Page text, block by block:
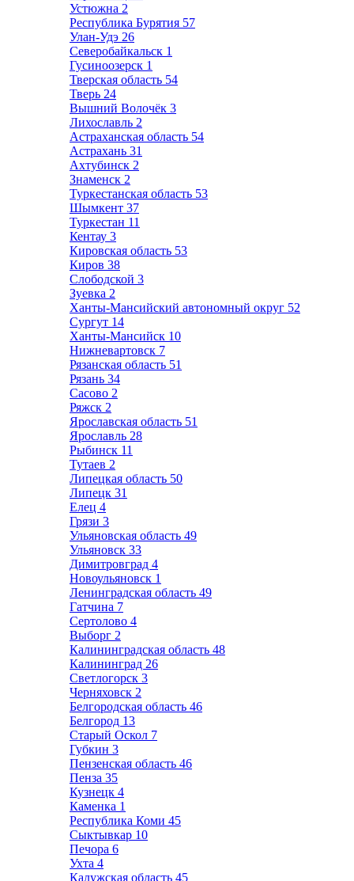
Устюжна 2
Республика Бурятия 57
Улан-Удэ 26
Северобайкальск 1
Гусиноозерск 1
Тверская область 54
Тверь 24
Вышний Волочёк 3
Лихославль 2
Астраханская область 54
Астрахань 31
Ахтубинск 2
Знаменск 2
Туркестанская область 53
Шымкент 37
Туркестан 11
Кентау 3
Кировская область 53
Киров 38
Слободской 3
Зуевка 2
Ханты-Мансийский автономный округ 52
Сургут 14
Ханты-Мансийск 10
Нижневартовск 7
Рязанская область 51
Рязань 34
Сасово 2
Ряжск 2
Ярославская область 51
Ярославль 28
Рыбинск 11
Тутаев 2
Липецкая область 50
Липецк 31
Елец 4
Грязи 3
Ульяновская область 49
Ульяновск 33
Димитровград 4
Новоульяновск 1
Ленинградская область 49
Гатчина 7
Сертолово 4
Выборг 2
Калининградская область 48
Калининград 26
Светлогорск 3
Черняховск 2
Белгородская область 46
Белгород 13
Старый Оскол 7
Губкин 3
Пензенская область 46
Пенза 35
Кузнецк 4
Каменка 1
Республика Коми 45
Сыктывкар 10
Печора 6
Ухта 4
Калужская область 45